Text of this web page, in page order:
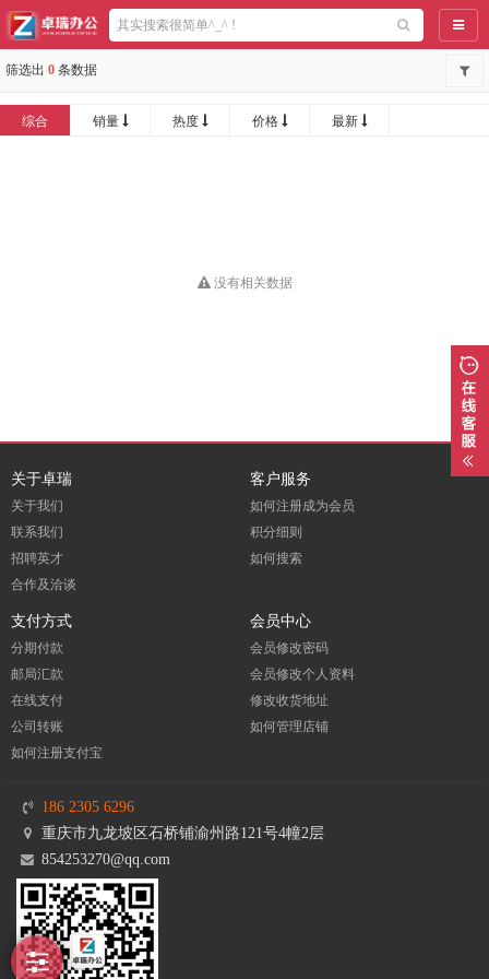
导航
筛选出 0 条数据
综合 销量 热度 价格 最新
没有相关数据
关于卓瑞
关于我们
联系我们
招聘英才
合作及洽谈
客户服务
如何注册成为会员
积分细则
如何搜索
支付方式
分期付款
邮局汇款
在线支付
公司转账
如何注册支付宝
会员中心
会员修改密码
会员修改个人资料
修改收货地址
如何管理店铺
186 2305 6296
重庆市九龙坡区石桥铺渝州路121号4幢2层
854253270@qq.com